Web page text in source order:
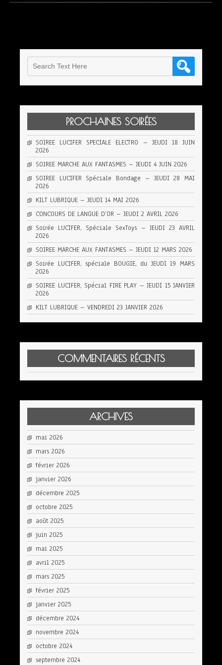
PROCHAINES SOIRÉES
SOIREE LUCIFER SPECIALE ELECTRO – JEUDI 18 JUIN
2026
SOIREE MARCHE AUX FANTASMES – JEUDI 4 JUIN 2026
SOIREE LUCIFER Spéciale Bondage – JEUDI 28 MAI
2026
KILT LUBRIQUE – JEUDI 14 MAI 2026
CONCOURS DE LANGUE D’OR – JEUDI 2 AVRIL 2026
Soirée LUCIFER, Spéciale SexToys – JEUDI 23 AVRIL
2026
SOIREE MARCHE AUX FANTASMES – JEUDI 12 MARS 2026
Soirée LUCIFER, spéciale BOUGIE, du JEUDI 19 MARS
2026
SOIREE LUCIFER, Spécial FIRE PLAY – JEUDI 15 JANVIER
2026
KILT LUBRIQUE – VENDREDI 23 JANVIER 2026
COMMENTAIRES RÉCENTS
ARCHIVES
mai 2026
mars 2026
février 2026
janvier 2026
décembre 2025
octobre 2025
août 2025
juin 2025
mai 2025
avril 2025
mars 2025
février 2025
janvier 2025
décembre 2024
novembre 2024
octobre 2024
septembre 2024